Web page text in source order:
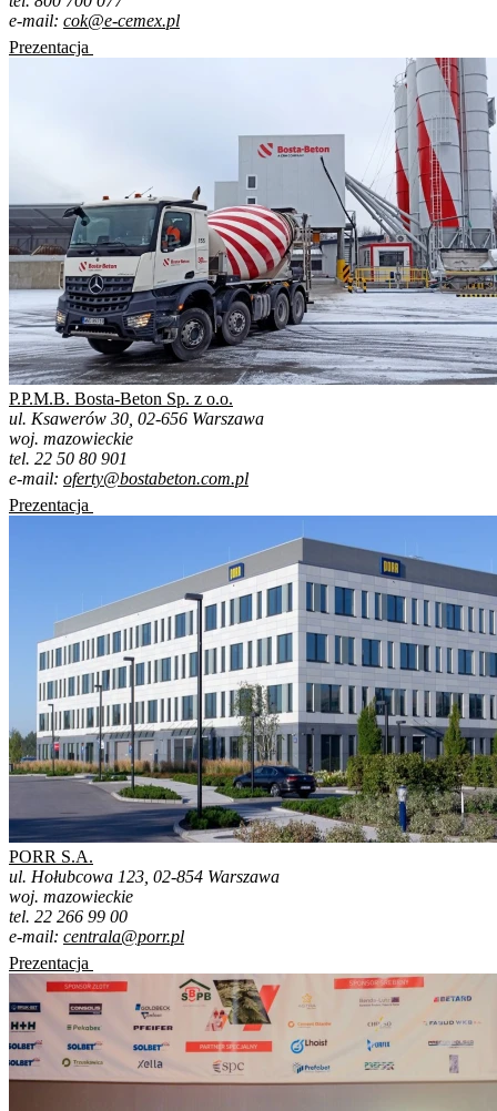
e-mail: cok@e-cemex.pl
Prezentacja
P.P.M.B. Bosta-Beton Sp. z o.o.
ul. Ksawerów 30, 02-656 Warszawa
woj. mazowieckie
tel. 22 50 80 901
e-mail: oferty@bostabeton.com.pl
Prezentacja
PORR S.A.
ul. Hołubcowa 123, 02-854 Warszawa
woj. mazowieckie
tel. 22 266 99 00
e-mail: centrala@porr.pl
Prezentacja